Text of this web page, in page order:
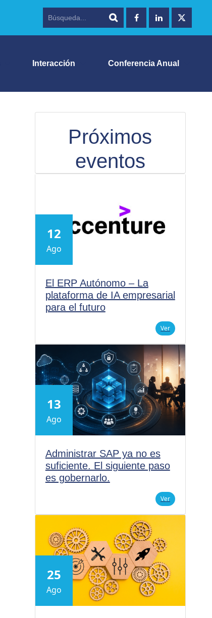
Interacción Conferencia Anual
Próximos
eventos
12
Ago
El ERP Autónomo – La
plataforma de IA empresarial
para el futuro
Ver
13
Ago
Administrar SAP ya no es
suficiente. El siguiente paso
es gobernarlo.
Ver
25
Ago